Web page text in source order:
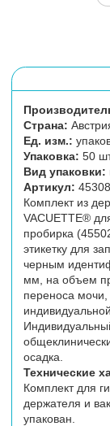
Страна:
Ед. изм.:
Упаковка: 50
Вид упаковки:
Артикул:
Комплект из
VACUETTE®
пробирка
этикетку для
черным
мм, на объем
переноса
осадка.
Технические
Комплект для
держателя и
упакован.